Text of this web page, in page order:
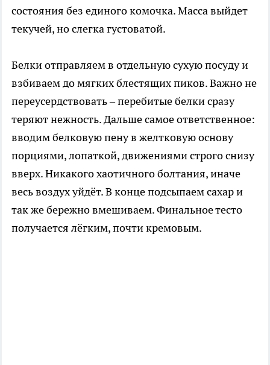
состояния без единого комочка. Масса выйдет
текучей, но слегка густоватой.
Белки отправляем в отдельную сухую посуду и
взбиваем до мягких блестящих пиков. Важно не
переусердствовать – перебитые белки сразу
теряют нежность. Дальше самое ответственное:
вводим белковую пену в желтковую основу
порциями, лопаткой, движениями строго снизу
вверх. Никакого хаотичного болтания, иначе
весь воздух уйдёт. В конце подсыпаем сахар и
так же бережно вмешиваем. Финальное тесто
получается лёгким, почти кремовым.